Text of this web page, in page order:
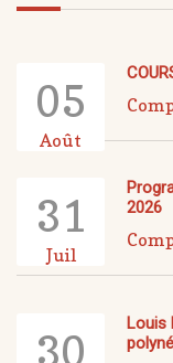
05
Août
31
Juil
2026
30
Louis